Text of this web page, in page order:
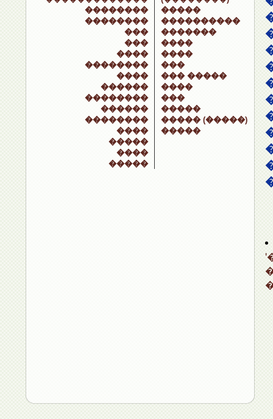
��������
��������
���
���
����
��������
����
������
��������
������
��������
����
�����
����
�����
�����
����������
�������
����
����
���
��� �����
����
���
�����
����� (�����)
�����